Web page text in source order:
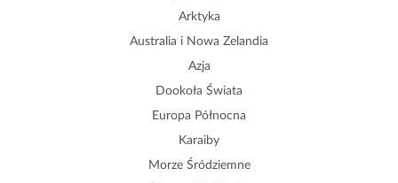
Arktyka
Australia i Nowa Zelandia
Azja
Dookoła Świata
Europa Północna
Karaiby
Morze Śródziemne